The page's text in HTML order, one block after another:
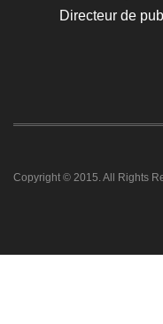
Directeur de
Copyright © 2015. All Rights